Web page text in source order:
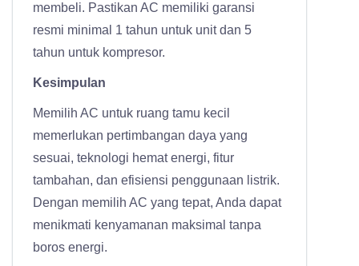
membeli. Pastikan AC memiliki garansi
resmi minimal 1 tahun untuk unit dan 5
tahun untuk kompresor.
Kesimpulan
Memilih AC untuk ruang tamu kecil
memerlukan pertimbangan daya yang
sesuai, teknologi hemat energi, fitur
tambahan, dan efisiensi penggunaan listrik.
Dengan memilih AC yang tepat, Anda dapat
menikmati kenyamanan maksimal tanpa
boros energi.